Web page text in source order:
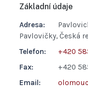
Základní údaje
Adresa:
Pavlovičky, Česká
Telefon:
+420
Fax:
+420
Email: